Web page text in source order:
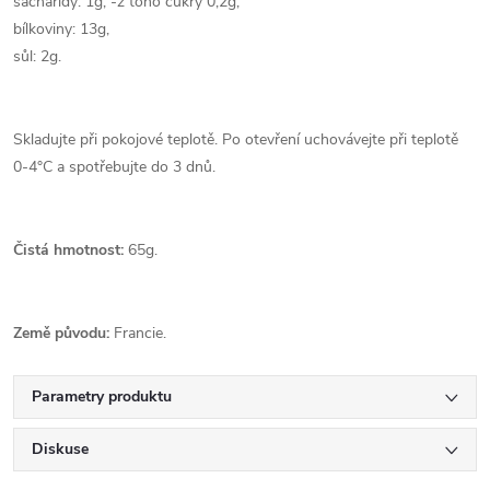
bílkoviny: 13g,
sůl: 2g.
Skladujte při pokojové teplotě. Po otevření uchovávejte při teplotě
0-4°C a spotřebujte do 3 dnů.
Čistá hmotnost: 65g.
Země původu: Francie.
Parametry produktu
Diskuse